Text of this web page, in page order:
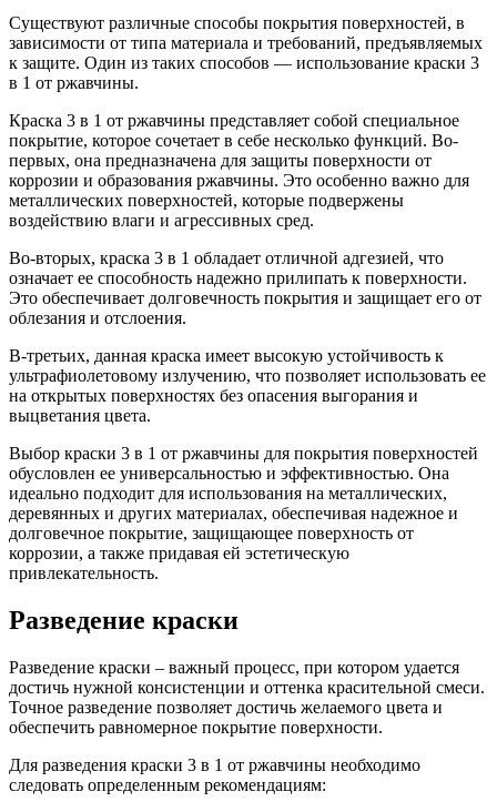
Существуют различные способы покрытия поверхностей, в
зависимости от типа материала и требований, предъявляемых
к защите. Один из таких способов — использование краски 3
в 1 от ржавчины.
Краска 3 в 1 от ржавчины представляет собой специальное
покрытие, которое сочетает в себе несколько функций. Во-
первых, она предназначена для защиты поверхности от
коррозии и образования ржавчины. Это особенно важно для
металлических поверхностей, которые подвержены
воздействию влаги и агрессивных сред.
Во-вторых, краска 3 в 1 обладает отличной адгезией, что
означает ее способность надежно прилипать к поверхности.
Это обеспечивает долговечность покрытия и защищает его от
облезания и отслоения.
В-третьих, данная краска имеет высокую устойчивость к
ультрафиолетовому излучению, что позволяет использовать ее
на открытых поверхностях без опасения выгорания и
выцветания цвета.
Выбор краски 3 в 1 от ржавчины для покрытия поверхностей
обусловлен ее универсальностью и эффективностью. Она
идеально подходит для использования на металлических,
деревянных и других материалах, обеспечивая надежное и
долговечное покрытие, защищающее поверхность от
коррозии, а также придавая ей эстетическую
привлекательность.
Разведение краски
Разведение краски – важный процесс, при котором удается
достичь нужной консистенции и оттенка красительной смеси.
Точное разведение позволяет достичь желаемого цвета и
обеспечить равномерное покрытие поверхности.
Для разведения краски 3 в 1 от ржавчины необходимо
следовать определенным рекомендациям: